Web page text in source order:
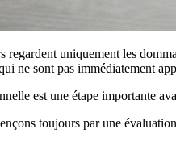
regardent uniquement les
ne sont pas immédiatement
est une étape importante
toujours par une